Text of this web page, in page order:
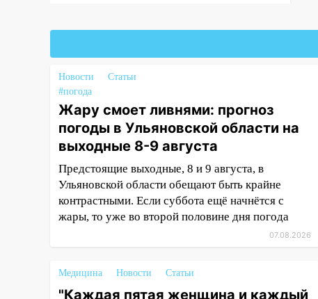
19:30 Ульяновцев приглашают
поддержать «Симбирскую
чебурашку» на фестивале
«ФормАРТ»
18:11 Ульяновская область
стала пилотным регионом
проекта «Культурное
долголетие»
17:16 В реанимацию
Ульяновской областной
16:51
В Чердаклинском районе
ремонтируют дороги, ставят
Новости
Статьи
#погода
Жару смоет ливнями: прогноз
погоды в Ульяновской области на
выходные 8-9 августа
Предстоящие выходные, 8 и 9 августа, в
Ульяновской области обещают быть крайне
контрастными. Если суббота ещё начнётся с
жары, то уже во второй половине дня погода
07.08.2026
Медицина Новости Статьи
"Каждая пятая женщина и каждый